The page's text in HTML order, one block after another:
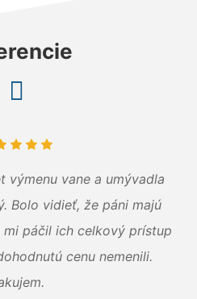
výmenu vane a umývadla
Bolo vidieť, že páni majú
mi páčil ich celkový prístup
cenu nemenili.